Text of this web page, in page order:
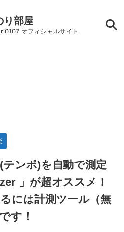
り部屋
オフィシャルサイト
テンポ)を自動で測定
」が超オススメ！
には計測ツール（無
す！